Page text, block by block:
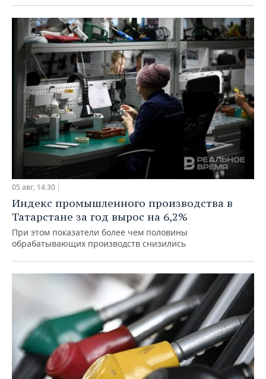
05 авг, 14:30
Индекс промышленного производства в
Татарстане за год вырос на 6,2%
При этом показатели более чем половины
обрабатывающих производств снизились